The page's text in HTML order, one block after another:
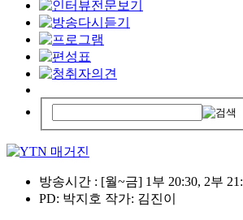
방송시간 : [월~금] 1부 20:30, 2부
PD: 박지호 작가: 김진이